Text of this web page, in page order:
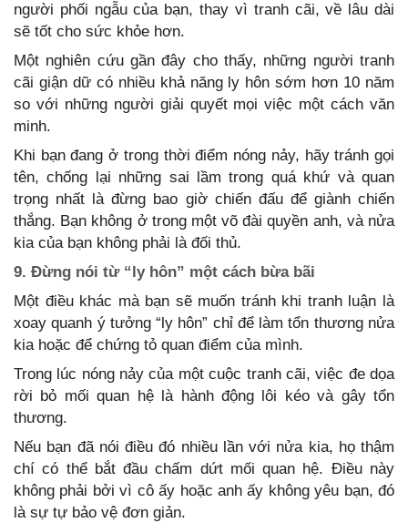
người phối ngẫu của bạn, thay vì tranh cãi, về lâu dài
sẽ tốt cho sức khỏe hơn.
Một nghiên cứu gần đây cho thấy, những người tranh
cãi giận dữ có nhiều khả năng ly hôn sớm hơn 10 năm
so với những người giải quyết mọi việc một cách văn
minh.
Khi bạn đang ở trong thời điểm nóng nảy, hãy tránh gọi
tên, chống lại những sai lầm trong quá khứ và quan
trọng nhất là đừng bao giờ chiến đấu để giành chiến
thắng. Bạn không ở trong một võ đài quyền anh, và nửa
kia của bạn không phải là đối thủ.
9. Đừng nói từ “ly hôn” một cách bừa bãi
Một điều khác mà bạn sẽ muốn tránh khi tranh luận là
xoay quanh ý tưởng “ly hôn” chỉ để làm tổn thương nửa
kia hoặc để chứng tỏ quan điểm của mình.
Trong lúc nóng nảy của một cuộc tranh cãi, việc đe dọa
rời bỏ mối quan hệ là hành động lôi kéo và gây tổn
thương.
Nếu bạn đã nói điều đó nhiều lần với nửa kia, họ thậm
chí có thể bắt đầu chấm dứt mối quan hệ. Điều này
không phải bởi vì cô ấy hoặc anh ấy không yêu bạn, đó
là sự tự bảo vệ đơn giản.